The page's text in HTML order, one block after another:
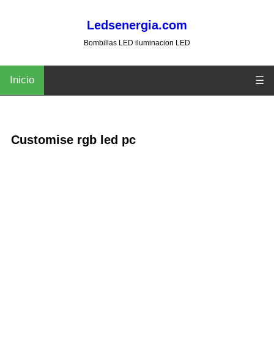
Ledsenergia.com
Bombillas LED iluminacion LED
Inicio ☰
Customise rgb led pc